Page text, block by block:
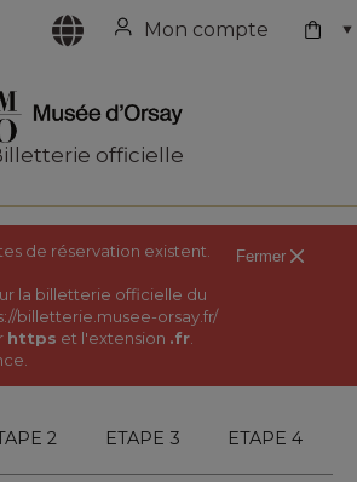
Mon compte
de réservation existent.
la billetterie officielle du
billetterie.musee-orsay.fr/
https et l'extension .fr
Fermer
officielle
2 ETAPE 3 ETAPE 4